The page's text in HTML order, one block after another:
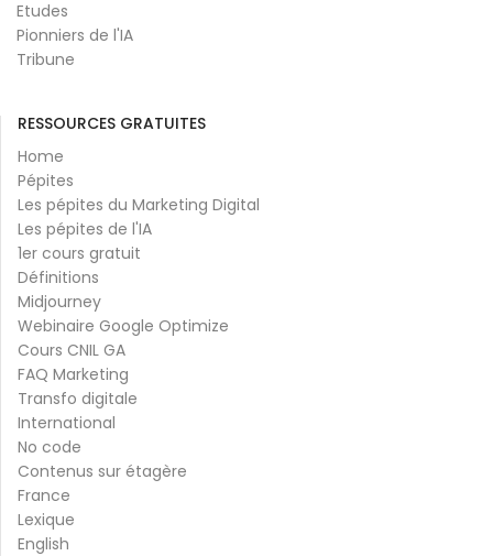
Etudes
Pionniers de l'IA
Tribune
RESSOURCES GRATUITES
Home
Pépites
Les pépites du Marketing Digital
Les pépites de l'IA
1er cours gratuit
Définitions
Midjourney
Webinaire Google Optimize
Cours CNIL GA
FAQ Marketing
Transfo digitale
International
No code
Contenus sur étagère
France
Lexique
English